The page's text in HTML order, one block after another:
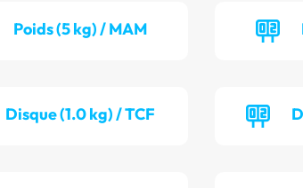
Poids (5 kg) / MAM
Disque (1.0 kg) / TCF